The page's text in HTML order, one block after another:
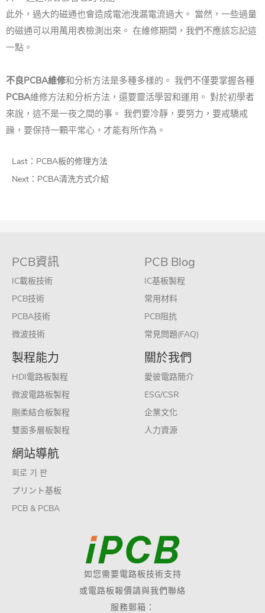
此外，過大的磁通也會造成電池洩漏電流過大。 當然，一些過量
的磁通可以用萬用表檢測出來。 在維修期間，我們不應該忘記這
一點。
不良PCBA維修和分析方法是多種多樣的。 我們不僅要掌握各種
PCBA維修方法和分析方法，還要靈活學習和運用。 對於初學者
來說，這不是一夜之間的事。 我們要冷靜，要努力，要戒驕戒
躁，要保持一顆平常心，才能有所作為。
Last： PCBA板的修理方法
Next： PCBA清洗方式介紹
PCB資訊
IC載板技術
PCB技術
PCBA技術
微波技術
PCB Blog
IC基板製程
常用材料
PCB阻抗
常見問題(FAQ)
製程能力
HDI電路板製程
微波電路板製程
剛柔結合板製程
雙面多層板製程
關於我們
愛彼電路簡介
ESG/CSR
企業文化
人力資源
網站導航
회로 기 판
プリント基板
PCB & PCBA
如您需要電路板技術支持
或電路板報價請與我們聯絡
服務郵箱：